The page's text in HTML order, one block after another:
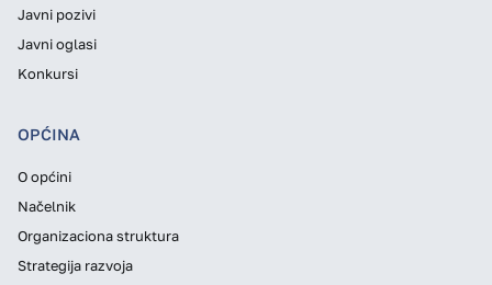
Javni pozivi
Javni oglasi
Konkursi
OPĆINA
O općini
Načelnik
Organizaciona struktura
Strategija razvoja